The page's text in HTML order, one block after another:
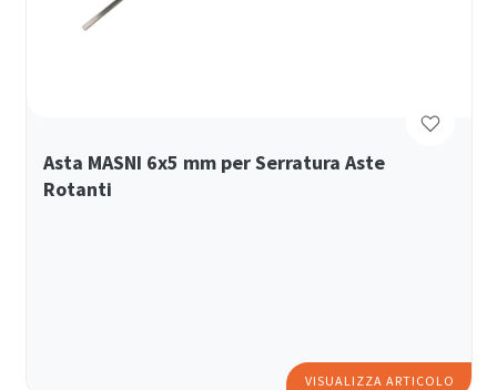
Asta MASNI 6x5 mm per Serratura Aste
Rotanti
VISUALIZZA ARTICOLO